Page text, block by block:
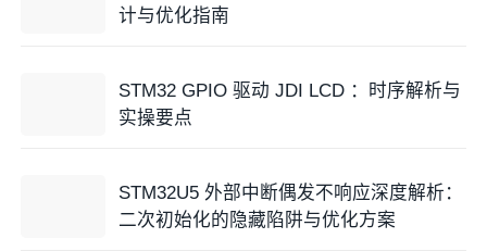
计与优化指南
STM32 GPIO 驱动 JDI LCD ：时序解析与
实操要点
STM32U5 外部中断偶发不响应深度解析：
二次初始化的隐藏陷阱与优化方案